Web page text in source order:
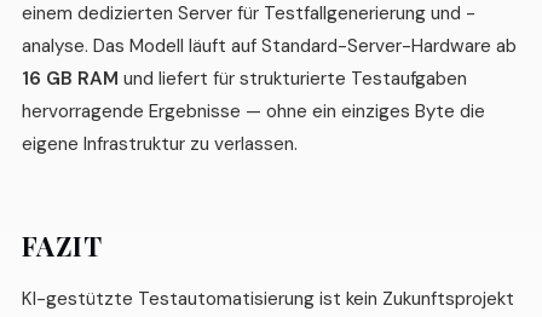
einem dedizierten Server für Testfallgenerierung und -
analyse. Das Modell läuft auf Standard-Server-Hardware ab
16 GB RAM und liefert für strukturierte Testaufgaben
hervorragende Ergebnisse — ohne ein einziges Byte die
eigene Infrastruktur zu verlassen.
FAZIT
KI-gestützte Testautomatisierung ist kein Zukunftsprojekt